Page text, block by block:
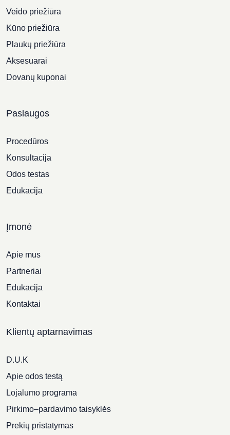
Veido priežiūra
Kūno priežiūra
Plaukų priežiūra
Aksesuarai
Dovanų kuponai
Paslaugos
Procedūros
Konsultacija
Odos testas
Edukacija
Įmonė
Apie mus
Partneriai
Edukacija
Kontaktai
Klientų aptarnavimas
D.U.K
Apie odos testą
Lojalumo programa
Pirkimo–pardavimo taisyklės
Prekių pristatymas